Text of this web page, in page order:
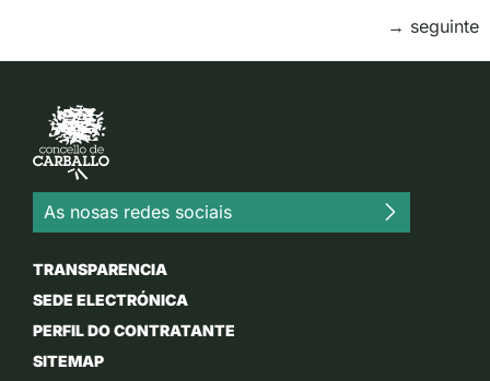
→ seguinte
As nosas redes sociais
TRANSPARENCIA
SEDE ELECTRÓNICA
PERFIL DO CONTRATANTE
SITEMAP